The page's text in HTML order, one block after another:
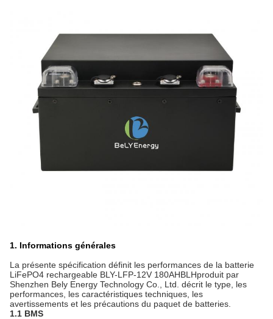
1. Informations générales
La présente spécification définit les performances de la batterie
LiFePO4 rechargeable BLY-LFP-12V 180AHBLHproduit par
Shenzhen Bely Energy Technology Co., Ltd. décrit le type, les
performances, les caractéristiques techniques, les
avertissements et les précautions du paquet de batteries.
1.1 BMS